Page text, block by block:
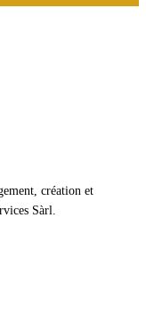
création et
Sàrl.